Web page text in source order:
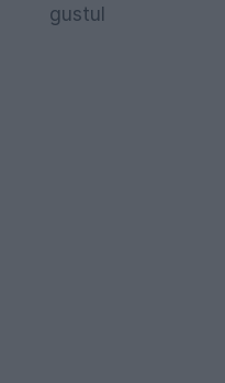
gustul